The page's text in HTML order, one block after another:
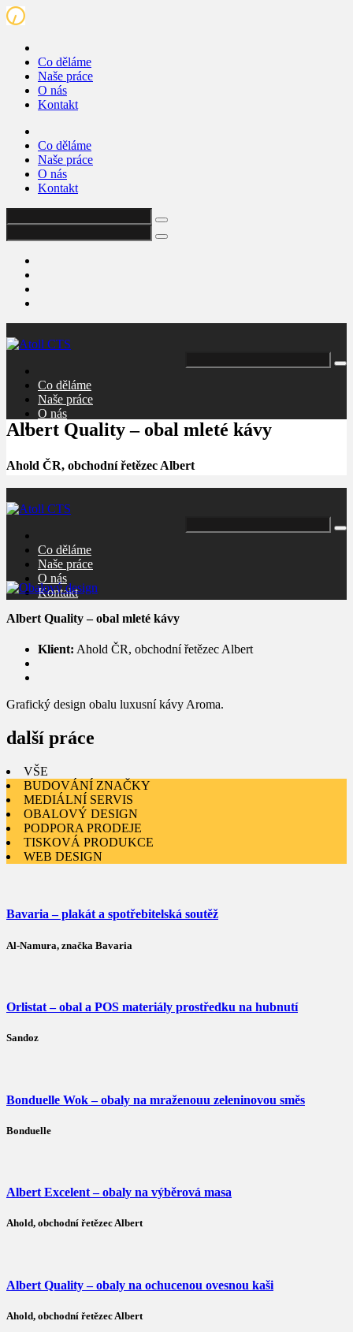
Co děláme
Naše práce
O nás
Kontakt
Co děláme
Naše práce
O nás
Kontakt
Co děláme
Naše práce
O nás
Kontakt
Albert Quality – obal mleté kávy
Ahold ČR, obchodní řetězec Albert
Co děláme
Naše práce
O nás
Kontakt
Albert Quality – obal mleté kávy
Klient: Ahold ČR, obchodní řetězec Albert
Grafický design obalu luxusní kávy Aroma.
další práce
VŠE
BUDOVÁNÍ ZNAČKY
MEDIÁLNÍ SERVIS
OBALOVÝ DESIGN
PODPORA PRODEJE
TISKOVÁ PRODUKCE
WEB DESIGN
Bavaria – plakát a spotřebitelská soutěž
Al-Namura, značka Bavaria
Orlistat – obal a POS materiály prostředku na hubnutí
Sandoz
Bonduelle Wok – obaly na mraženouu zeleninovou směs
Bonduelle
Albert Excelent – obaly na výběrová masa
Ahold, obchodní řetězec Albert
Albert Quality – obaly na ochucenou ovesnou kaši
Ahold, obchodní řetězec Albert